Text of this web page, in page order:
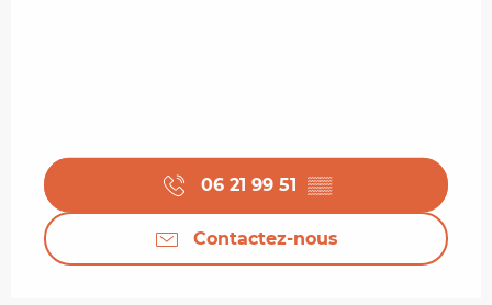
06 21 99 51 ▒▒
Contactez-nous